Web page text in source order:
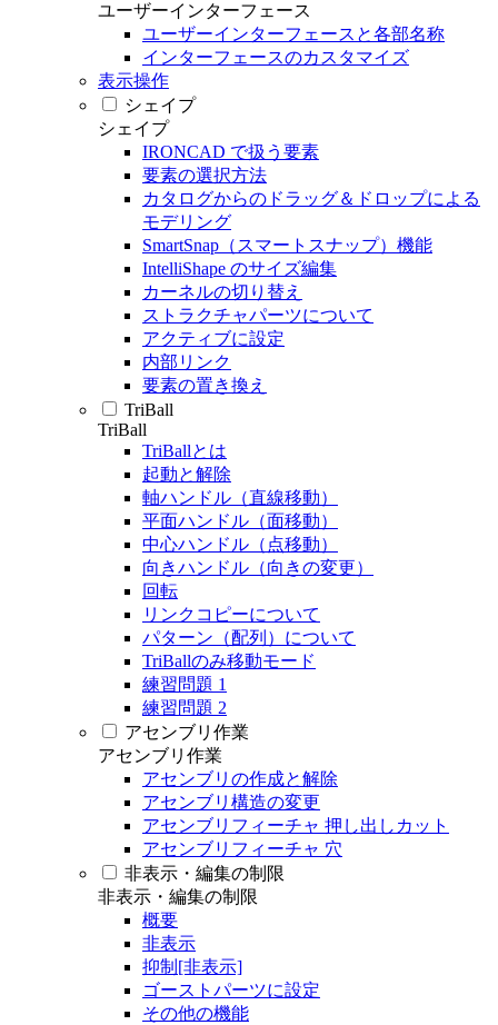
ユーザーインターフェース
ユーザーインターフェースと各部名称
インターフェースのカスタマイズ
表示操作
シェイプ
シェイプ
IRONCAD で扱う要素
要素の選択方法
カタログからのドラッグ＆ドロップによる
モデリング
SmartSnap（スマートスナップ）機能
IntelliShape のサイズ編集
カーネルの切り替え
ストラクチャパーツについて
アクティブに設定
内部リンク
要素の置き換え
TriBall
TriBall
TriBallとは
起動と解除
軸ハンドル（直線移動）
平面ハンドル（面移動）
中心ハンドル（点移動）
向きハンドル（向きの変更）
回転
リンクコピーについて
パターン（配列）について
TriBallのみ移動モード
練習問題 1
練習問題 2
アセンブリ作業
アセンブリ作業
アセンブリの作成と解除
アセンブリ構造の変更
アセンブリフィーチャ 押し出しカット
アセンブリフィーチャ 穴
非表示・編集の制限
非表示・編集の制限
概要
非表示
抑制[非表示]
ゴーストパーツに設定
その他の機能